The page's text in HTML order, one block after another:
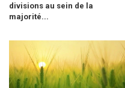
divisions au sein de la
majorité...